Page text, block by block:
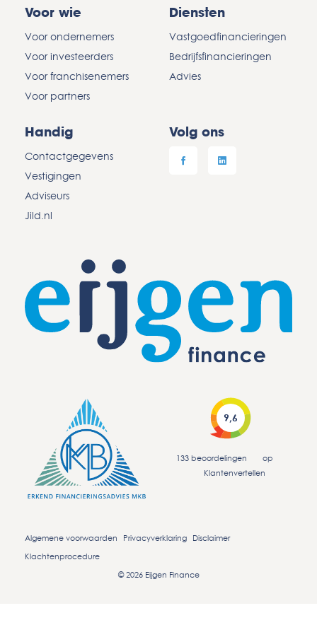
Voor wie
Voor ondernemers
Voor investeerders
Voor franchisenemers
Voor partners
Diensten
Vastgoedfinancieringen
Bedrijfsfinancieringen
Advies
Handig
Contactgegevens
Vestigingen
Adviseurs
Jild.nl
Volg ons
9,6
133 beoordelingen
op
Klantenvertellen
© 2026 Eijgen Finance
Algemene voorwaarden Privacyverklaring
Disclaimer
Klachtenprocedure